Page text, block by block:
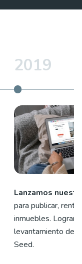
2019
Lanzamos
para publicar,
inmuebles.
levantamiento de
Seed.